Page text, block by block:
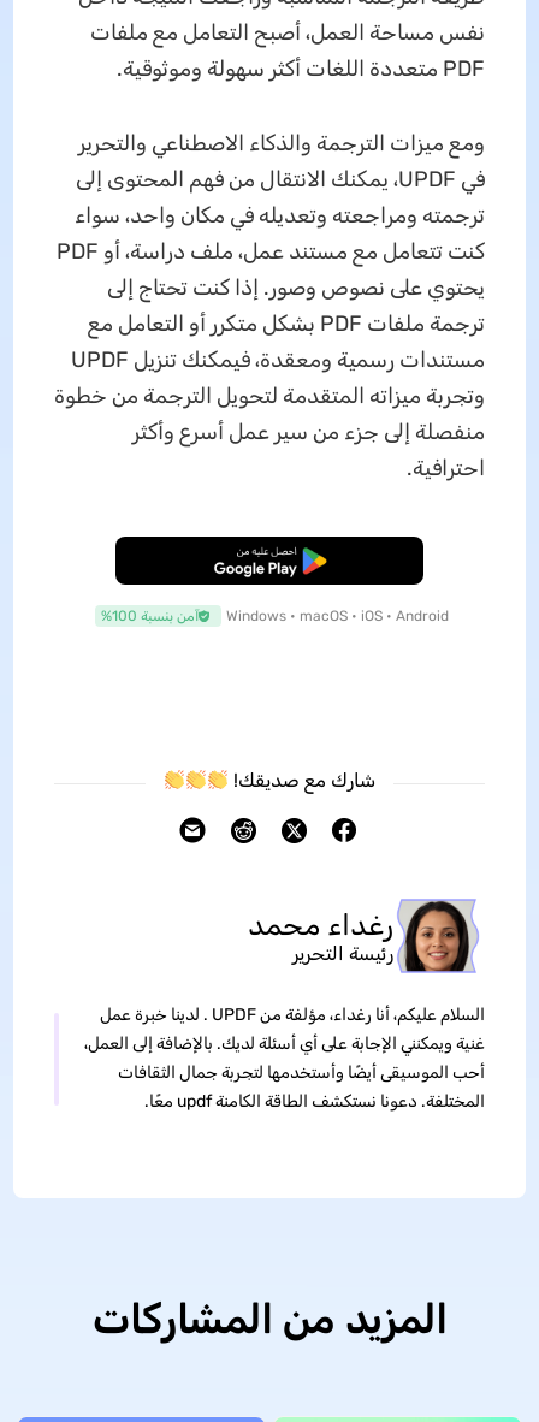
نفس مساحة العمل، أصبح التعامل مع ملفات
PDF متعددة اللغات أكثر سهولة وموثوقية.
ومع ميزات الترجمة والذكاء الاصطناعي والتحرير
في UPDF، يمكنك الانتقال من فهم المحتوى إلى
ترجمته ومراجعته وتعديله في مكان واحد، سواء
كنت تتعامل مع مستند عمل، ملف دراسة، أو PDF
يحتوي على نصوص وصور. إذا كنت تحتاج إلى
ترجمة ملفات PDF بشكل متكرر أو التعامل مع
مستندات رسمية ومعقدة، فيمكنك تنزيل UPDF
وتجربة ميزاته المتقدمة لتحويل الترجمة من خطوة
منفصلة إلى جزء من سير عمل أسرع وأكثر
احترافية.
تنزيل مجاني
Windows • macOS • iOS • Android آمن بنسبة 100%
شارك مع صديقك!
رغداء محمد
رئيسة التحرير
السلام عليكم، أنا رغداء، مؤلفة من UPDF . لدينا خبرة عمل
غنية ويمكنني الإجابة على أي أسئلة لديك. بالإضافة إلى العمل،
أحب الموسيقى أيضًا وأستخدمها لتجربة جمال الثقافات
المختلفة. دعونا نستكشف الطاقة الكامنة updf معًا.
المزيد من المشاركات